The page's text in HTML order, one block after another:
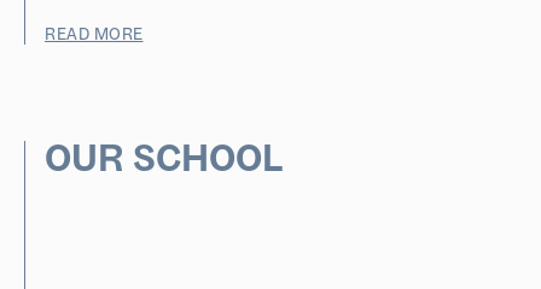
READ MORE
OUR SCHOOL